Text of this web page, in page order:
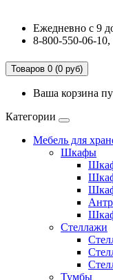
Ежедневно с 9
8-800-550-06-
Товаров 0 (0 pуб)
Ваша корзина
Категории
Мебель для
Шкафы
Стеллажи
Тумбы